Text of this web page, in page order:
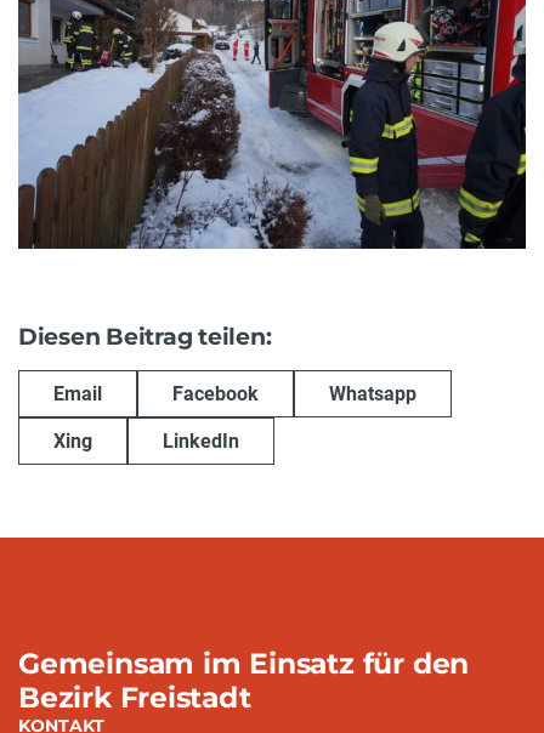
Diesen Beitrag teilen:
Email Facebook Whatsapp
Xing LinkedIn
Gemeinsam im Einsatz für den
Bezirk Freistadt
KONTAKT